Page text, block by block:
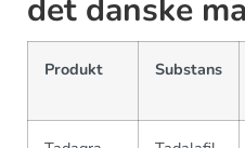
det danske
Produkt Substans